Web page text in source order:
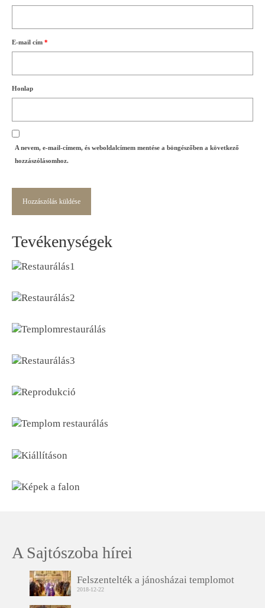
E-mail cím *
Honlap
A nevem, e-mail-címem, és weboldalcímem mentése a böngészőben a következő
hozzászólásomhoz.
Tevékenységek
A Sajtószoba hírei
Felszentelték a jánosházai templomot
2018-12-22